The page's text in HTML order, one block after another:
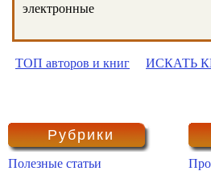
электронные
ТОП авторов и книг ИСКАТЬ
Рубрики
Полезные статьи